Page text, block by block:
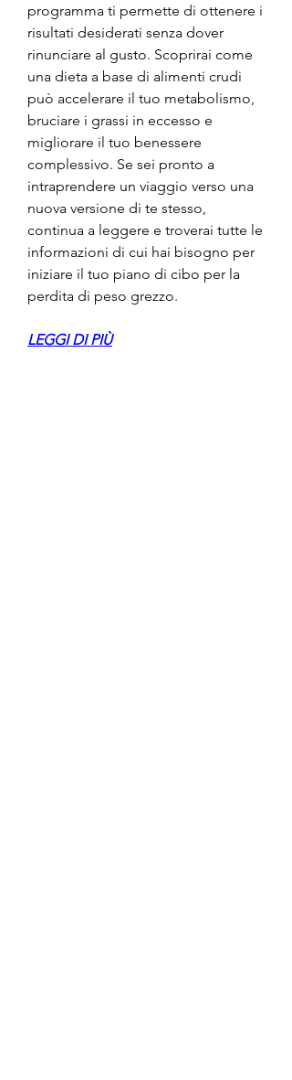
programma ti permette di ottenere i
risultati desiderati senza dover
rinunciare al gusto. Scoprirai come
una dieta a base di alimenti crudi
può accelerare il tuo metabolismo,
bruciare i grassi in eccesso e
migliorare il tuo benessere
complessivo. Se sei pronto a
intraprendere un viaggio verso una
nuova versione di te stesso,
continua a leggere e troverai tutte le
informazioni di cui hai bisogno per
iniziare il tuo piano di cibo per la
perdita di peso grezzo.
LEGGI DI PIÙ